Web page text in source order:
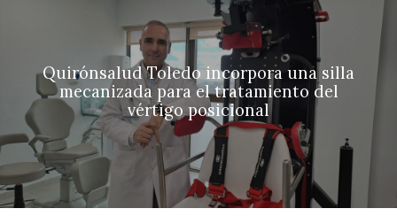
Quirónsalud Toledo incorpora una silla
mecanizada para el tratamiento del
vértigo posicional